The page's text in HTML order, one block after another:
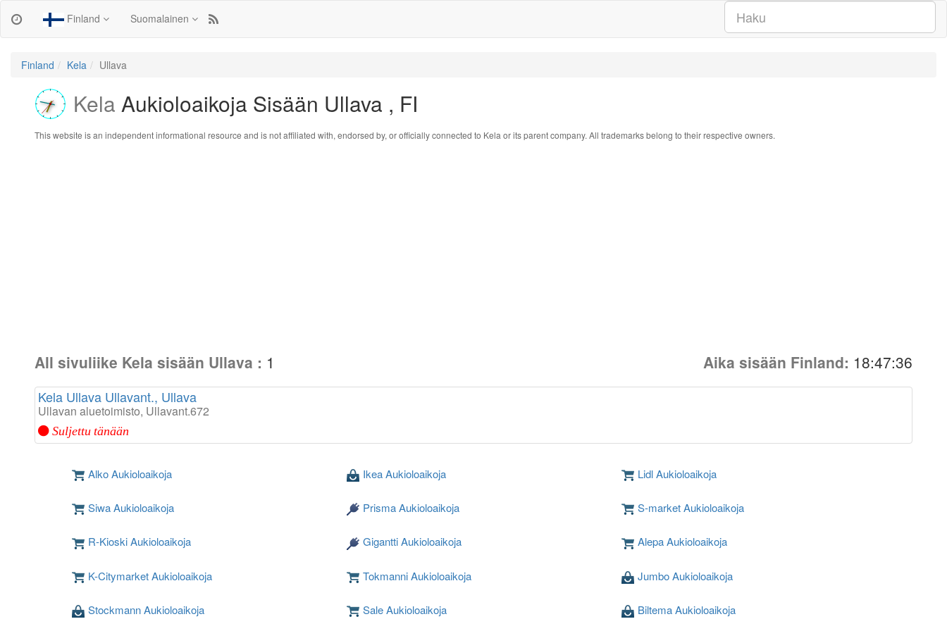
Finland Suomalainen
Finland Kela Ullava
Kela Aukioloaikoja Sisään Ullava , FI
This website is an independent informational resource and is not affiliated with, endorsed by, or officially connected to Kela or its parent company. All trademarks belong to their respective owners.
All sivuliike Kela sisään Ullava : 1 Aika sisään Finland: 18:47:36
Kela Ullava Ullavant., Ullava
Ullavan aluetoimisto, Ullavant.672
Suljettu tänään
Alko Aukioloaikoja Ikea Aukioloaikoja Lidl Aukioloaikoja
Siwa Aukioloaikoja Prisma Aukioloaikoja S-market Aukioloaikoja
R-Kioski Aukioloaikoja Gigantti Aukioloaikoja Alepa Aukioloaikoja
K-Citymarket Aukioloaikoja Tokmanni Aukioloaikoja Jumbo Aukioloaikoja
Stockmann Aukioloaikoja Sale Aukioloaikoja Biltema Aukioloaikoja